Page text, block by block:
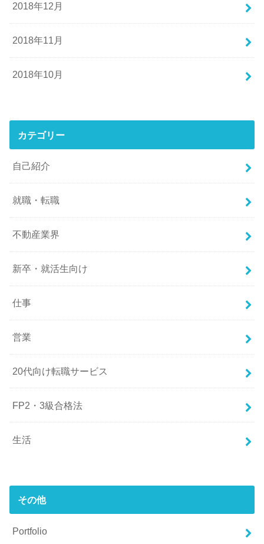
2018年12月
2018年11月
2018年10月
カテゴリー
自己紹介
就職・転職
不動産業界
新卒・就活生向け
仕事
営業
20代向け転職サービス
FP2・3級合格法
生活
その他
Portfolio